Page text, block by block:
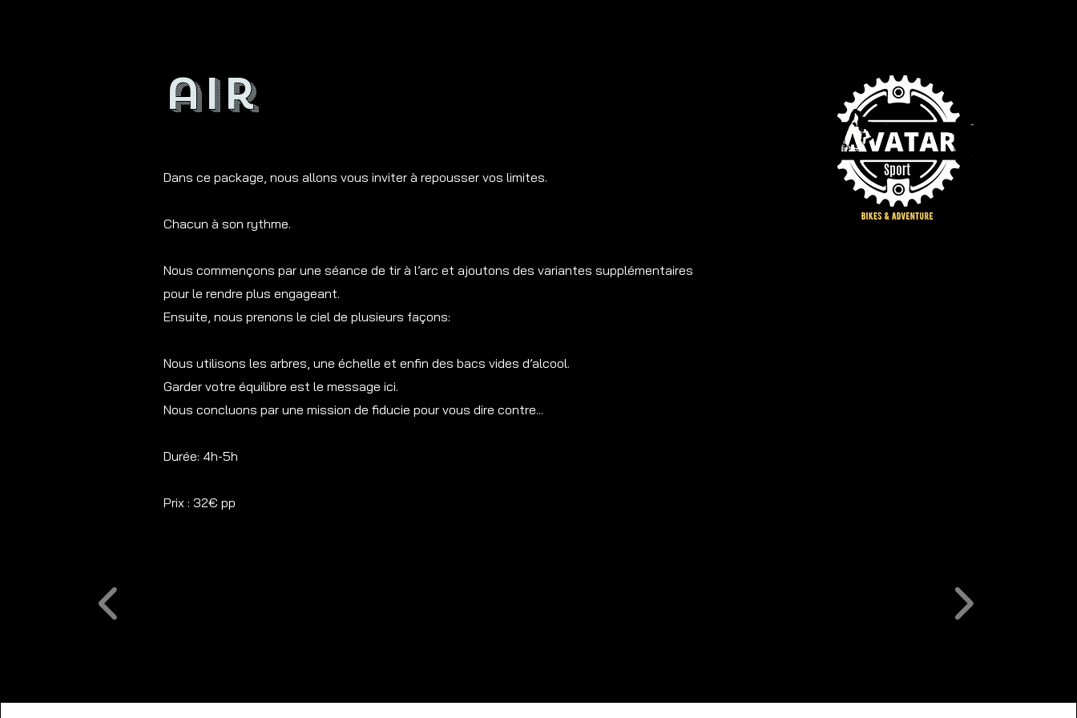
air
Dans ce package, nous allons vous inviter à repousser vos limites.
Chacun à son rythme.
Nous commençons par une séance de tir à l’arc et ajoutons des variantes supplémentaires
pour le rendre plus engageant.
Ensuite, nous prenons le ciel de plusieurs façons:
Nous utilisons les arbres, une échelle et enfin des bacs vides d’alcool.
Garder votre équilibre est le message ici.
Nous concluons par une mission de fiducie pour vous dire contre...
Durée: 4h-5h
Prix : 32€ pp